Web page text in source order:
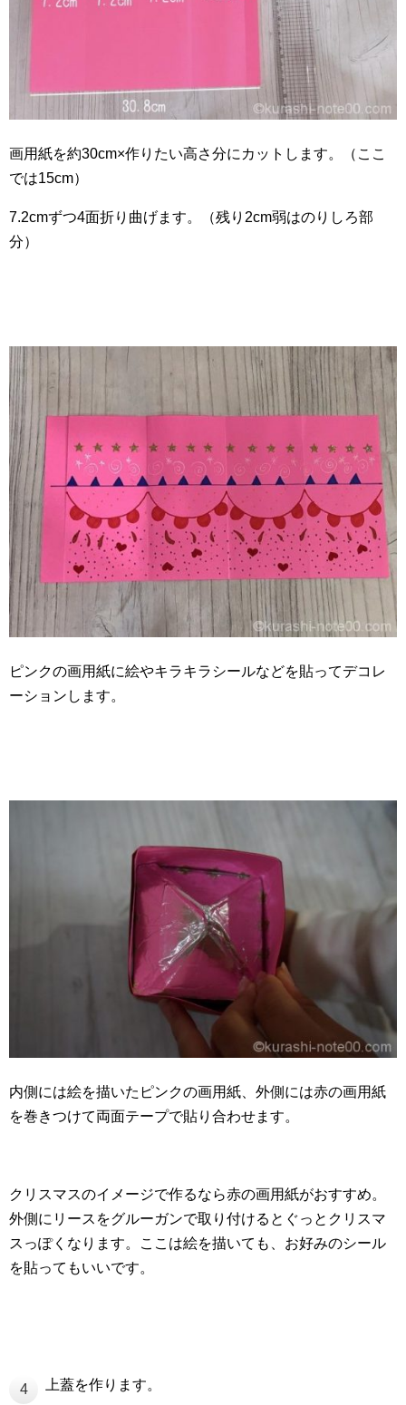
画用紙を約30cm×作りたい高さ分にカットします。（ここ
では15cm）
7.2cmずつ4面折り曲げます。（残り2cm弱はのりしろ部
分）
ピンクの画用紙に絵やキラキラシールなどを貼ってデコレ
ーションします。
内側には絵を描いたピンクの画用紙、外側には赤の画用紙
を巻きつけて両面テープで貼り合わせます。
クリスマスのイメージで作るなら赤の画用紙がおすすめ。
外側にリースをグルーガンで取り付けるとぐっとクリスマ
スっぽくなります。ここは絵を描いても、お好みのシール
を貼ってもいいです。
4 上蓋を作ります。